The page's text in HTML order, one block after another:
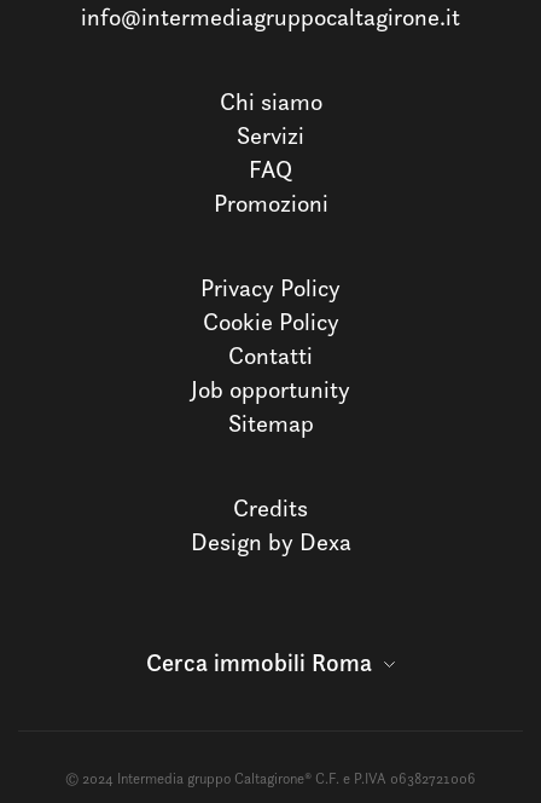
info@intermediagruppocaltagirone.it
Chi siamo
Servizi
FAQ
Promozioni
Privacy Policy
Cookie Policy
Contatti
Job opportunity
Sitemap
Credits
Design by Dexa
Cerca immobili Roma
© 2024 Intermedia gruppo Caltagirone® C.F. e P.IVA 06382721006